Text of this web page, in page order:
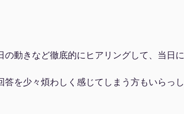
動きなど徹底的にヒアリングして、当日に
を少々煩わしく感じてしまう方もいらっし